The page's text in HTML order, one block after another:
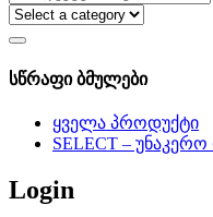
სწრაფი ბმულები
ყველა პროდუქტი
SELECT –
Login